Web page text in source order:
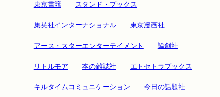
東京書籍 スタンド・ブックス
集英社インターナショナル 東京漫画社
アース・スターエンターテイメント 論創社
リトルモア 本の雑誌社 エトセトラブックス
キルタイムコミュニケーション 今日の話題社